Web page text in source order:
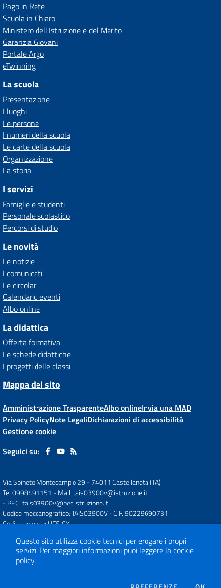
Pago in Rete
Scuola in Chiaro
Ministero dell'Istruzione e del Merito
Garanzia Giovani
Portale Argo
eTwinning
La scuola
Presentazione
I luoghi
Le persone
I numeri della scuola
Le carte della scuola
Organizzazione
La storia
I servizi
Famiglie e studenti
Personale scolastico
Percorsi di studio
Le novità
Le notizie
I comunicati
Le circolari
Calendario eventi
Albo online
La didattica
Offerta formativa
Le schede didattiche
I progetti delle classi
Mappa del sito
Amministrazione TrasparenteAlbo onlineInvia una MAD
Privacy PolicyNote LegaliDichiarazioni di accessibilità
Gestione cookie
Seguici su:
Via Spineto Montecamplo 29 -74011 Castellaneta (TA)
Tel 0998491151 - Mail:tais03900v@istruzione.it
- PEC:tais03900v@pec.istruzione.it
Codice meccanografico: TAIS03900V- C.F. 90229690731
Codice univoco: UFSJCY
Concept & Design by
Designers Italia
Questo sito utilizza cookie tecnici per erogare i propri
servizi. Per maggiori informazioni puoi leggere lacookie
policy.
DEI COOKIE